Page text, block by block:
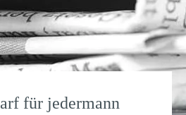
für jedermann